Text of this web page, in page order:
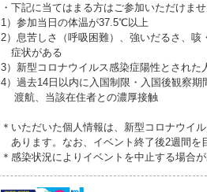
・下記に当てはまる方はご参加いただけませ
1）参加当日の体温が37.5℃以上
2）息苦しさ（呼吸困難）、強いだるさ、
症状がある
3）新型コロナウイルス感染症陽性とされた
4）過去14日以内に入国制限・入国後観察
渡航、当該在住者との濃厚接触
＊いただいた個人情報は、新型コロナウイ
あります。なお、イベント終了後2週間を
＊感染状況によりイベントを中止する場合